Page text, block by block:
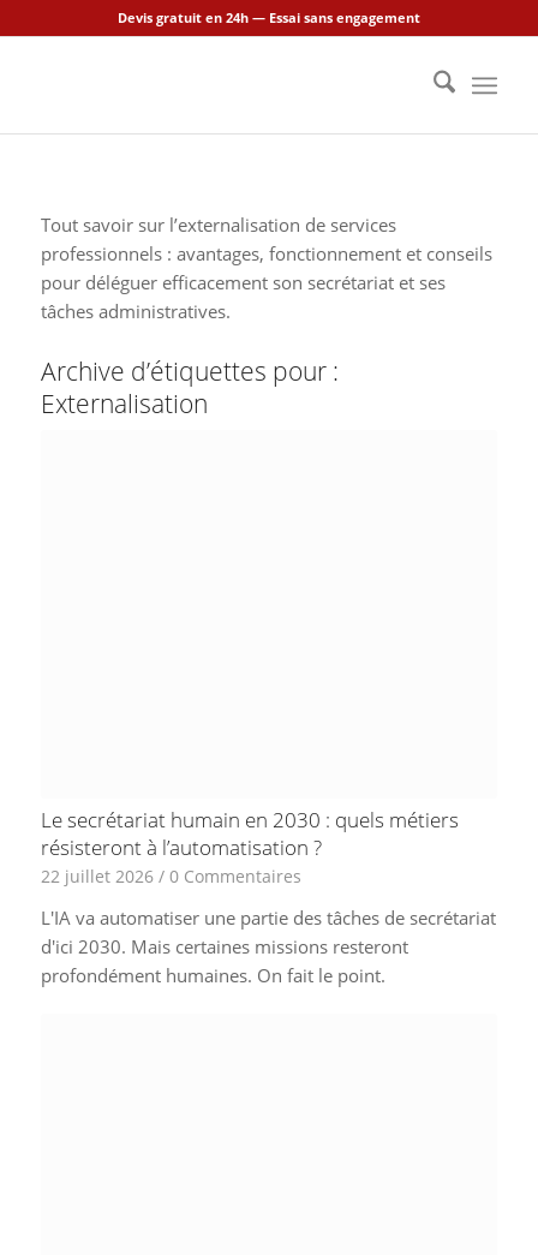
Devis gratuit en 24h — Essai sans engagement
Tout savoir sur l’externalisation de services
professionnels : avantages, fonctionnement et conseils
pour déléguer efficacement son secrétariat et ses
tâches administratives.
Archive d’étiquettes pour :
Externalisation
Le secrétariat humain en 2030 : quels métiers
résisteront à l’automatisation ?
22 juillet 2026 / 0 Commentaires
L'IA va automatiser une partie des tâches de secrétariat
d'ici 2030. Mais certaines missions resteront
profondément humaines. On fait le point.